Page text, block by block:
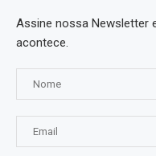
Assine nossa Newsletter
acontece.